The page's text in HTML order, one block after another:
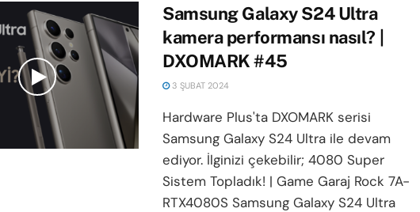
Samsung Galaxy S24 Ultra
kamera performansı nasıl? |
DXOMARK #45
3 ŞUBAT 2024
Hardware Plus'ta DXOMARK serisi
Samsung Galaxy S24 Ultra ile devam
ediyor. İlginizi çekebilir; 4080 Super
Sistem Topladık! | Game Garaj Rock 7A-
RTX4080S Samsung Galaxy S24 Ultra